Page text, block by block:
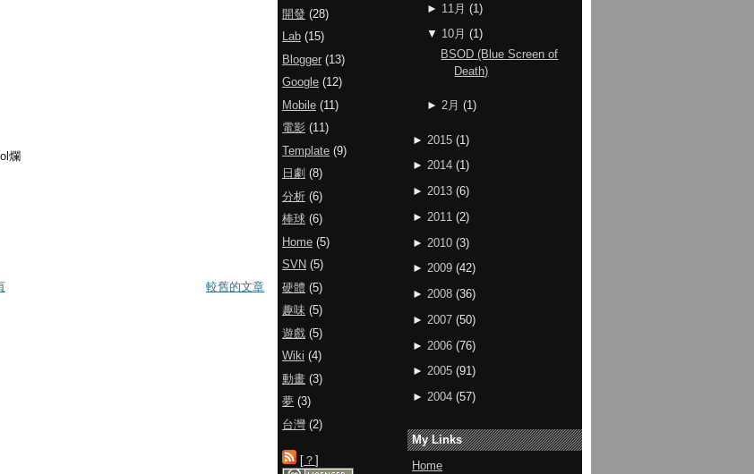
爛
較舊的文章
► 11月 (1)
▼ 10月 (1)
BSOD (Blue Screen of
Death)
► 2月 (1)
► 2015 (1)
► 2014 (1)
► 2013 (6)
► 2011 (2)
► 2010 (3)
► 2009 (42)
► 2008 (36)
► 2007 (50)
► 2006 (76)
► 2005 (91)
► 2004 (57)
My Links
Home
開發 (28)
Lab (15)
Blogger (13)
Google (12)
Mobile (11)
電影 (11)
Template (9)
日劇 (8)
分析 (6)
棒球 (6)
Home (5)
SVN (5)
硬體 (5)
趣味 (5)
遊戲 (5)
Wiki (4)
動畫 (3)
夢 (3)
台灣 (2)
[ ？ ]